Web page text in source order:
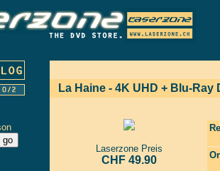
La Haine - 4K UHD + Blu-
Laserzone Preis
CHF 49.90